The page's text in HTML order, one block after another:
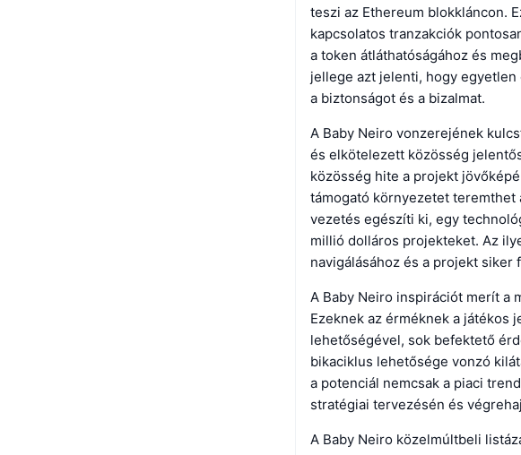
teszi az Ethereum blokkláncon.
kapcsolatos tranzakciók
a token átláthatóságához és
jellege azt jelenti, hogy
a biztonságot és a bizalmat.
A Baby Neiro vonzerejének
és elkötelezett közösség
közösség hite a projekt
támogató környezetet teremthet
vezetés egészíti ki, egy
millió dolláros projekteket. Az
navigálásához és a projekt siker
A Baby Neiro inspirációt merít a
Ezeknek az érméknek a játékos
lehetőségével, sok befektető
bikaciklus lehetősége vonzó
a potenciál nemcsak a piaci
stratégiai tervezésén és
A Baby Neiro közelmúltbeli